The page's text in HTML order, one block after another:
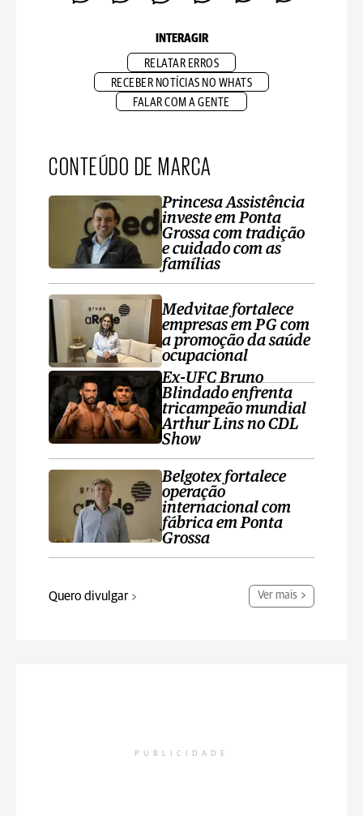
INTERAGIR
RELATAR ERROS
RECEBER NOTÍCIAS NO WHATS
FALAR COM A GENTE
CONTEÚDO DE MARCA
Princesa Assistência
investe em Ponta
Grossa com tradição
e cuidado com as
famílias
Medvitae fortalece
empresas em PG com
a promoção da saúde
ocupacional
Ex-UFC Bruno
Blindado enfrenta
tricampeão mundial
Arthur Lins no CDL
Show
Belgotex fortalece
operação
internacional com
fábrica em Ponta
Grossa
Quero divulgar Ver mais
PUBLICIDADE